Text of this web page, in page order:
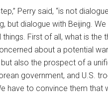
Perry said, “is not
but dialogue with Beijing.
First of all, what is the
about a potential
but also the prospect of a
government, and U.S.
have to convince them that